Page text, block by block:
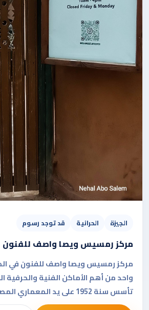
الجيزة الحرانية قد توجد رسوم
مركز رمسيس ويصا واصف للفنون
مركز رمسيس ويصا واصف للفنون في
واحد من أهم الأماكن الفنية والحرفية
تأسس سنة 1952 على يد المعماري المصري...